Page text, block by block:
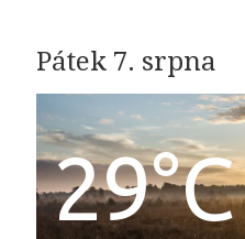
Pátek 7. srpna
29°C